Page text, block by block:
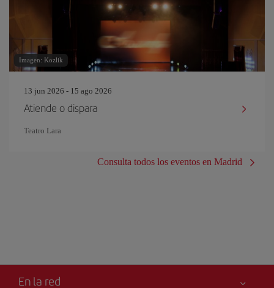
Imagen: Kozlik
13 jun 2026 - 15 ago 2026
Atiende o dispara
Teatro Lara
Consulta todos los eventos en Madrid
En la red